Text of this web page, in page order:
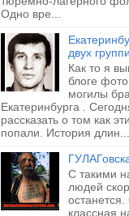
Одно вре...
двух
Как то я
блоге
могилы
Екатеринбурга .
рассказать о том как
попали. История длин...
С такими
людей
классная